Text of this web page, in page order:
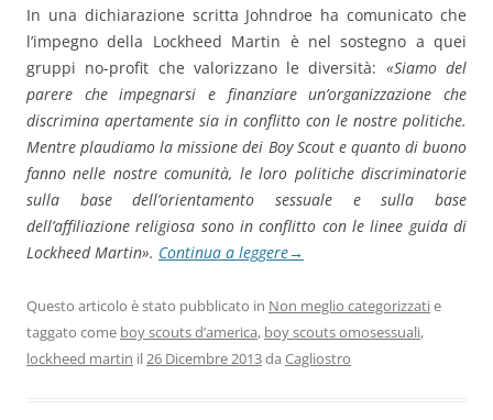
In una dichiarazione scritta Johndroe ha comunicato che
l’impegno della Lockheed Martin è nel sostegno a quei
gruppi no-profit che valorizzano le diversità: «Siamo del
parere che impegnarsi e finanziare un’organizzazione che
discrimina apertamente sia in conflitto con le nostre politiche.
Mentre plaudiamo la missione dei Boy Scout e quanto di buono
fanno nelle nostre comunità, le loro politiche discriminatorie
sulla base dell’orientamento sessuale e sulla base
dell’affiliazione religiosa sono in conflitto con le linee guida di
Lockheed Martin». Continua a leggere→
Questo articolo è stato pubblicato in Non meglio categorizzatie
taggato come boy scouts d’america, boy scouts omosessuali,
lockheed martin il26 Dicembre 2013da Cagliostro